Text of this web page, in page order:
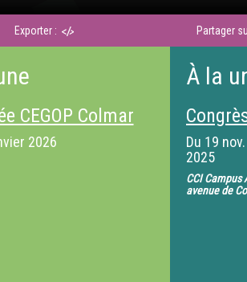
Exporter : Partager
CEGOP Colmar
2026
À la
Du 19
2025
CCI Campus
avenue de